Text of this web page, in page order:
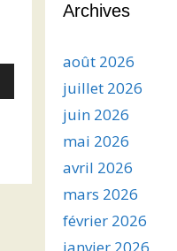
Archives
août 2026
juillet 2026
juin 2026
mai 2026
avril 2026
mars 2026
février 2026